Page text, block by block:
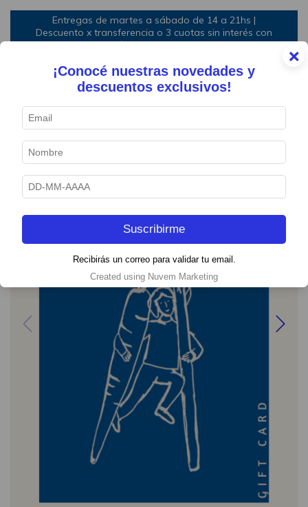
Entregas de martes a sábado de 14 a 21hs |
Descuento x transferencia o 3 cuotas sin interés con
mínimo de compra
1/2
×
¡Conocé nuestras novedades y
descuentos exclusivos!
Suscribirme
Recibirás un correo para validar tu email.
Created using Nuvem Marketing